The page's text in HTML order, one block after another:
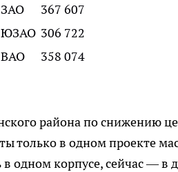
ЗАО 367 607
ЮЗАО 306 722
ВАО 358 074
района по снижению
только в одном проекте
одном корпусе, сейчас — в